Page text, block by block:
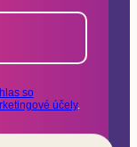
so
účely.